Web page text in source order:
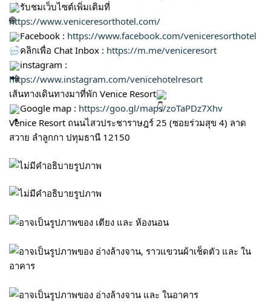
BOOK NOW
รับชมเว็บไซต์เพิ่มเติมที่
https://www.veniceresorthotel.com/
Facebook : https://www.facebook.com/veniceresorthotel
คลิกเพื่อ Chat Inbox : https://m.me/veniceresort
instagram :
https://www.instagram.com/venicehotelresort
เส้นทางเดินทางมาที่พัก Venice Resort
Google map : https://goo.gl/maps/zoTaPDz7Xhv
Venice Resort ถนนไสวประชาราษฎร์ 25 (ซอยร่วมสุข 4) ลาด
สวาย ลำลูกกา ปทุมธานี 12150